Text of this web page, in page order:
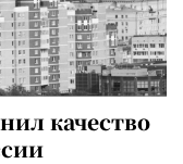
качество